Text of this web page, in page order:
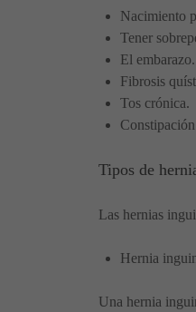
Nacimiento
Tener
El embarazo.
Fibrosis
Tos crónica.
Tipos de
Las hernias
Hernia
Una hernia